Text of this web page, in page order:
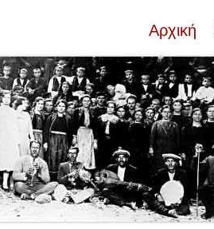
Αρχική